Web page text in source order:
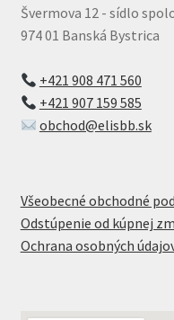
Švermova 12 - sídlo
974 01 Banská Bystrica
+421 908 471 560
+421 907 159 585
obchod@elisbb.sk
Všeobecné obchodné
Odstúpenie od kúpnej
Ochrana osobných